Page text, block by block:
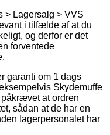
> Lagersalg > VVS
i tilfælde af at du
og derfor er det
forventede
garanti om 1 dags
Skydemuffe
at ordren
sådan at de har en
lagerpersonalet har